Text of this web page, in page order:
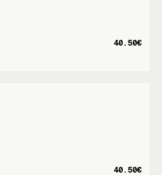
40.50€
40.50€